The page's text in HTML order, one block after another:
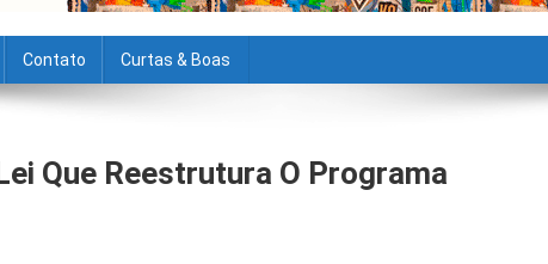
Contato Curtas & Boas
Que Reestrutura O Programa